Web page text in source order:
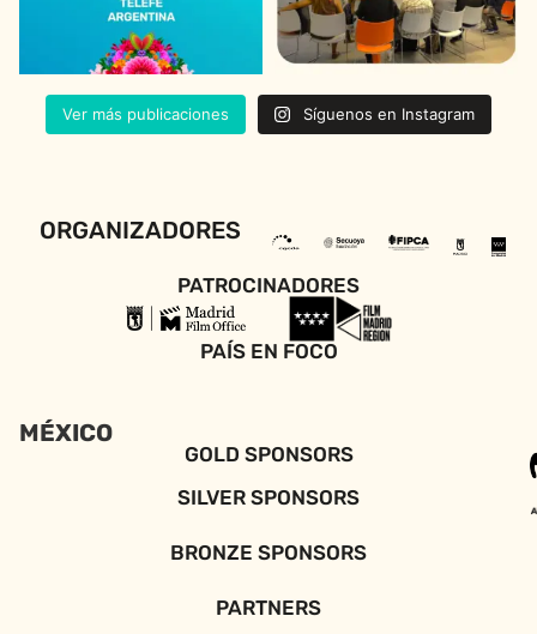
Ver más publicaciones Síguenos en Instagram
ORGANIZADORES
PATROCINADORES
PAÍS EN FOCO
MÉXICO
GOLD SPONSORS
SILVER SPONSORS
BRONZE SPONSORS
PARTNERS